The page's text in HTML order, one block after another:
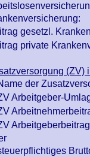
gesetzl.
private
(ZV)
der
Arbeitgeber-